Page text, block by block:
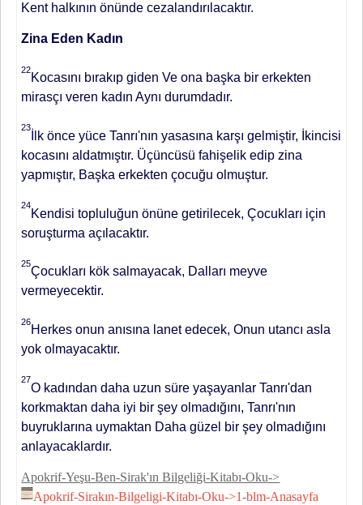
Kent halkının önünde cezalandırılacaktır.
Zina Eden Kadın
22
Kocasını bırakıp giden Ve ona başka bir erkekten
mirasçı veren kadın Aynı durumdadır.
23
İlk önce yüce Tanrı'nın yasasına karşı gelmiştir, İkincisi
kocasını aldatmıştır. Üçüncüsü fahişelik edip zina
yapmıştır, Başka erkekten çocuğu olmuştur.
24
Kendisi topluluğun önüne getirilecek, Çocukları için
soruşturma açılacaktır.
25
Çocukları kök salmayacak, Dalları meyve
vermeyecektir.
26
Herkes onun anısına lanet edecek, Onun utancı asla
yok olmayacaktır.
27
O kadından daha uzun süre yaşayanlar Tanrı'dan
korkmaktan daha iyi bir şey olmadığını, Tanrı'nın
buyruklarına uymaktan Daha güzel bir şey olmadığını
anlayacaklardır.
Apokrif-Yeşu-Ben-Sirak'ın Bilgeliği-Kitabı-Oku->
Apokrif-Sirakın-Bilgeligi-Kitabı-Oku->1-blm-Anasayfa